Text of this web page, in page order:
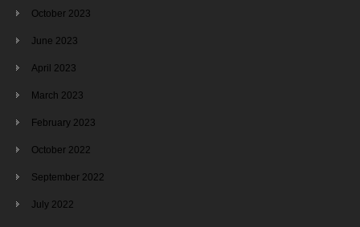
October 2023
June 2023
April 2023
March 2023
February 2023
October 2022
September 2022
July 2022